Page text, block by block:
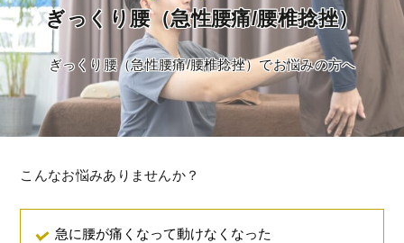
ぎっくり腰（急性腰痛/腰椎捻挫）
ぎっくり腰（急性腰痛/腰椎捻挫）でお悩みの方へ
こんなお悩みありませんか？
急に腰が痛くなって動けなくなった